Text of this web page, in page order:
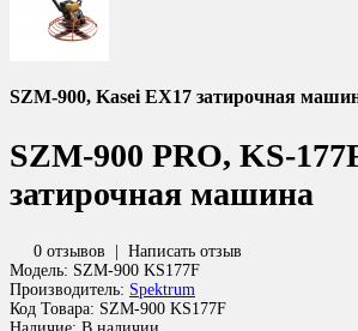
SZM-900, Kasei EX17 затирочная
SZM-900 PRO, KS-
затирочная машина
0 отзывов | Написать отзыв
Модель: SZM-900 KS177F
Производитель: Spektrum
Код Товара: SZM-900 KS177F